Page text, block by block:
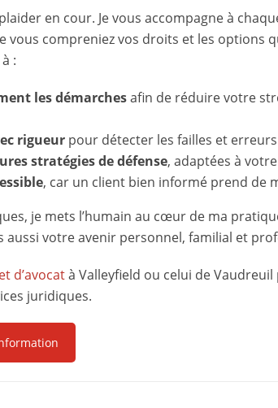
en cour. Je vous accompagne à
vous compreniez vos droits et les options
:
les démarchesafin de réduire votre
rigueurpour détecter les failles et
stratégies de défense, adaptées à
, car un client bien informé prend de
je mets l’humain au cœur de ma
aussi votre avenir personnel, familial et
d’avocatà Valleyfield ou celui de
juridiques.